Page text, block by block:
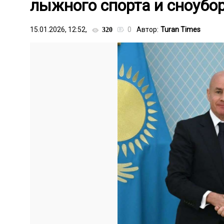
лыжного спорта и
15.01.2026, 12:52, 320 0 Автор: Turan Times